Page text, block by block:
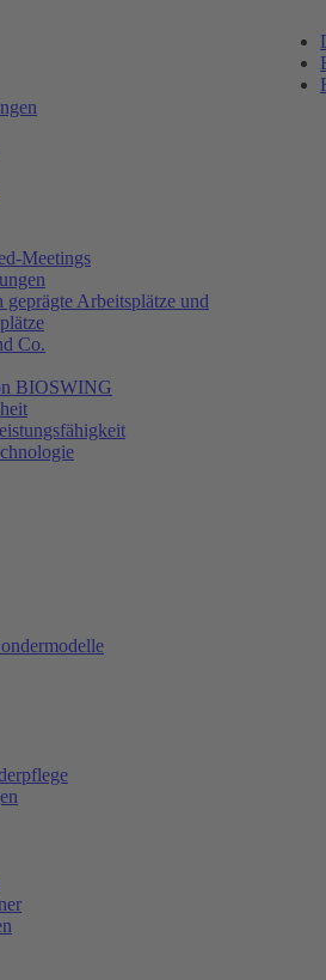
Meetings
geprägte Arbeitsplätze und
Co.
BIOSWING